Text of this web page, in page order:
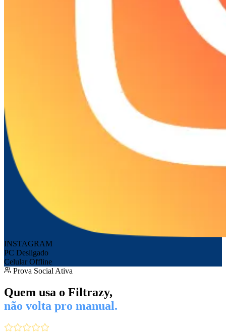
INSTAGRAM
PC Desligado
Celular Offline
Prova Social Ativa
Quem usa o Filtrazy,
não volta pro manual.